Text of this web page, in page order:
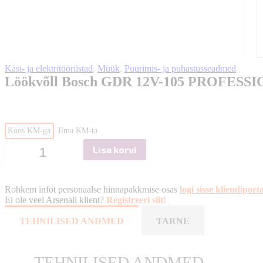
Käsi- ja elektritööriistad, Müük, Puurimis- ja puhastusseadmed
Löökvõll Bosch GDR 12V-105
Koos KM-ga Ilma KM-ta
Löökvõll
12V-
105
PROFESSIONAL
kogus
Lisa korvi
Rohkem infot personaalse hinnapakkmise osas logi sisse
Ei ole veel Arsenali klient? Registreeri siit!
TEHNILISED ANDMED TARNE